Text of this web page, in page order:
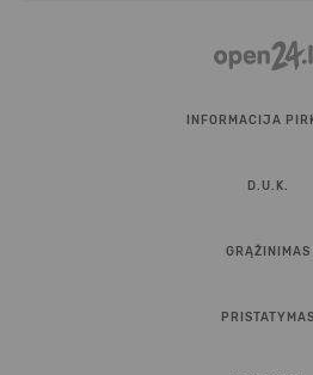
INFORMACIJA
D.U.K.
GRĄŽINIMAS
PRISTATYMAS